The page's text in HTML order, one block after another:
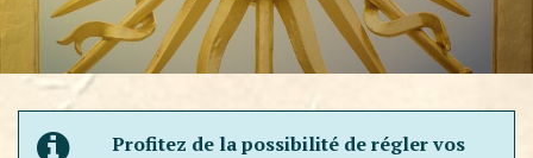
Profitez de la possibilité de régler vos